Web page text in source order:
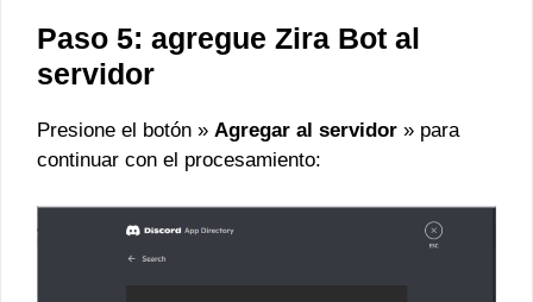
Paso 5: agregue Zira Bot al
servidor
Presione el botón » Agregar al servidor » para
continuar con el procesamiento: